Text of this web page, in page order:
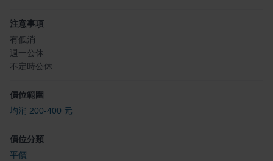
注意事項
有低消
週一公休
不定時公休
價位範圍
均消 200-400 元
價位分類
平價